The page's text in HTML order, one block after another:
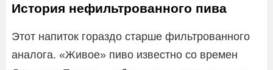
История нефильтрованного пива
Этот напиток гораздо старше фильтрованного
аналога. «Живое» пиво известно со времен